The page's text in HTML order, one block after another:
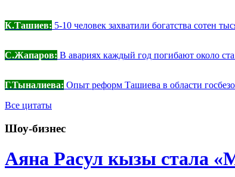
К.Ташиев: 5-10 человек захватили богатства сотен
С.Жапаров: В авариях каждый год погибают около
Г.Тыналиева: Опыт реформ Ташиева в области
Все цитаты
Шоу-бизнес
Аяна Расул кызы стала